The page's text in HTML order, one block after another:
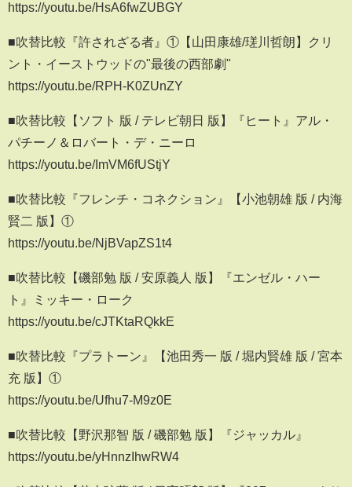
https://youtu.be/HsA6fwZUBGY
■吹替比較『許されざる者』①【山田康雄/瑳川哲朗】クリ
ント・イーストウッドの"最後の西部劇"
https://youtu.be/RPH-K0ZUnZY
■吹替比較【ソフト 版 / テレビ朝日 版】『ヒート』アル・
パチーノ＆ロバート・デ・ニーロ
https://youtu.be/ImVM6fUStjY
■吹替比較『フレンチ・コネクション』【小池朝雄 版 / 内海
賢二 版】①
https://youtu.be/NjBVapZS1t4
■吹替比較【磯部勉 版 / 安原義人 版】『エンゼル・ハー
ト』ミッキー・ローク
https://youtu.be/cJTKtaRQkkE
■吹替比較『プラトーン』【池田秀一 版 / 堀内賢雄 版 / 宮本
充 版】①
https://youtu.be/Ufhu7-M9z0E
■吹替比較【野沢那智 版 / 磯部勉 版】『ジャッカル』
https://youtu.be/yHnnzIhwRW4